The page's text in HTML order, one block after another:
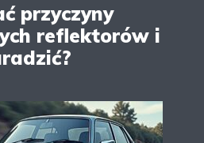
przyczyny
reflektorów i